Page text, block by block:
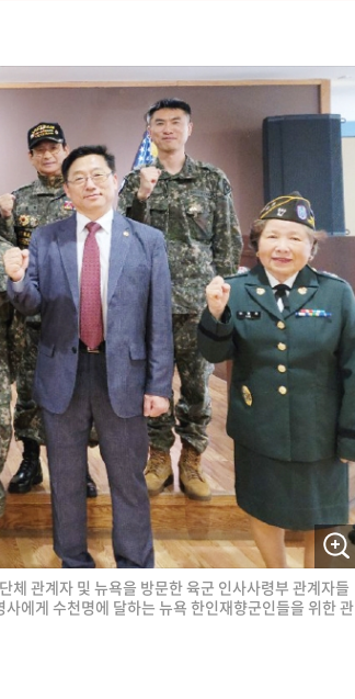
관계자 및 뉴욕을 방문한 육군 인사사령부 관계자들
에게 수천명에 달하는 뉴욕 한인재향군인들을 위한 관